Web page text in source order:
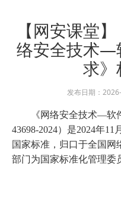
【网安课堂
络安全技术—
求》
发布日期：
《网络安全技术—软
43698-2024）是2024年
国家标准，归口于全国网
部门为国家标准化管理委